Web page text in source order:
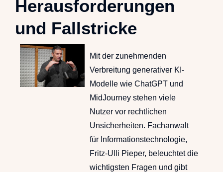
Herausforderungen
und Fallstricke
Mit der zunehmenden
Verbreitung generativer KI-
Modelle wie ChatGPT und
MidJourney stehen viele
Nutzer vor rechtlichen
Unsicherheiten. Fachanwalt
für Informationstechnologie,
Fritz-Ulli Pieper, beleuchtet die
wichtigsten Fragen und gibt